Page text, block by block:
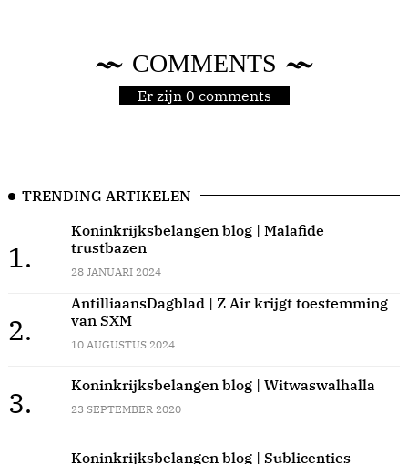
COMMENTS
Er zijn 0 comments
TRENDING ARTIKELEN
1.
Koninkrijksbelangen blog | Malafide
trustbazen
28 JANUARI 2024
2.
AntilliaansDagblad | Z Air krijgt toestemming
van SXM
10 AUGUSTUS 2024
3.
Koninkrijksbelangen blog | Witwaswalhalla
23 SEPTEMBER 2020
Koninkrijksbelangen blog | Sublicenties